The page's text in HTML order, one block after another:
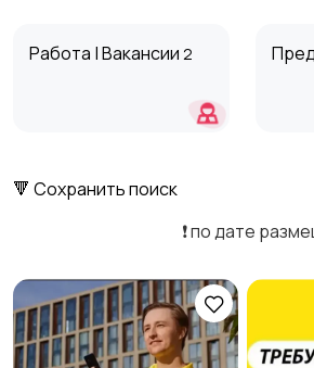
Работа | Вакансии 2
🔻 Сохранить поиск
❗️ по дате